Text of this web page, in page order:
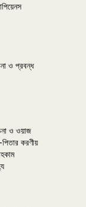
ও প্রবন্ধ
ও ওয়াজ
করণীয়